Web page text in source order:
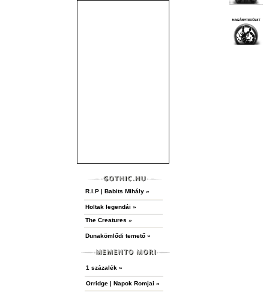
R.I.P | Babits Mihály »
Holtak legendái »
The Creatures »
Dunakömlődi temető »
1 százalék »
Orridge | Napok Romjai »